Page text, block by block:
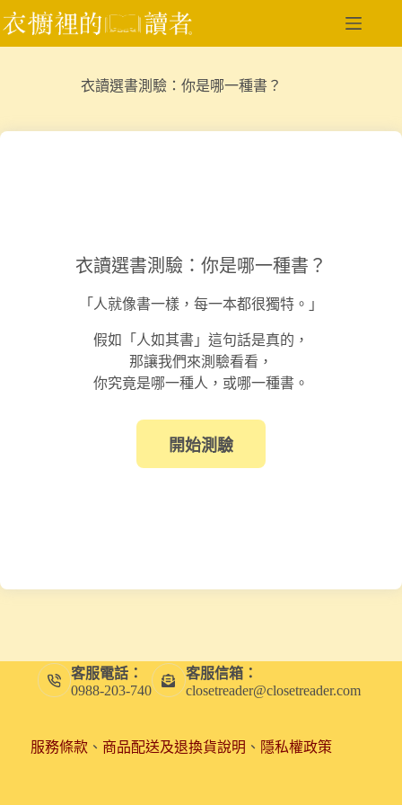
跳
至
衣讀選書測驗：你是哪一種書？
衣讀選書測驗：你是哪一種書？
「人就像書一樣，每一本都很獨特。」
假如「人如其書」這句話是真的，
那讓我們來測驗看看，
你究竟是哪一種人，或哪一種書。
客服電話：
0988-203-740
客服信箱：
closetreader@closetreader.com
服務條款、 商品配送及退換貨說明 、 隱私權政策